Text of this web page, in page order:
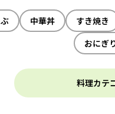
中華丼 すき焼き
おにぎ
料理カテ